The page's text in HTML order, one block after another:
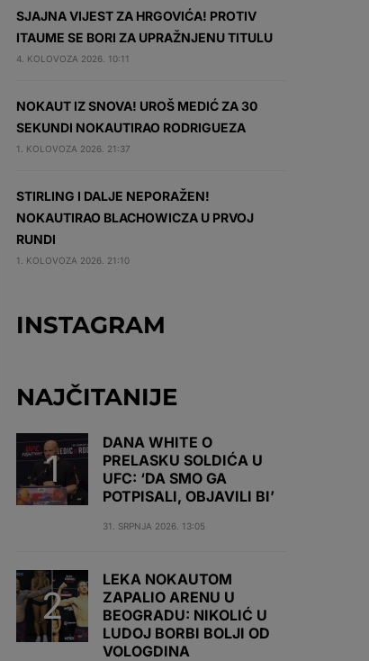
SJAJNA VIJEST ZA HRGOVIĆA! PROTIV
ITAUME SE BORI ZA UPRAŽNJENU TITULU
4. KOLOVOZA 2026. 10:11
NOKAUT IZ SNOVA! UROŠ MEDIĆ ZA 30
SEKUNDI NOKAUTIRAO RODRIGUEZA
1. KOLOVOZA 2026. 21:37
STIRLING I DALJE NEPORAŽEN!
NOKAUTIRAO BLACHOWICZA U PRVOJ
RUNDI
1. KOLOVOZA 2026. 21:10
INSTAGRAM
NAJČITANIJE
DANA WHITE O
PRELASKU SOLDIĆA U
UFC: ‘DA SMO GA
POTPISALI, OBJAVILI BI’
31. SRPNJA 2026. 13:05
LEKA NOKAUTOM
ZAPALIO ARENU U
BEOGRADU: NIKOLIĆ U
LUDOJ BORBI BOLJI OD
VOLOGDINA